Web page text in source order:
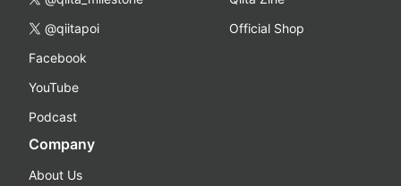
@qiitapoi
Facebook
YouTube
Podcast
Official Shop
Company
About Us